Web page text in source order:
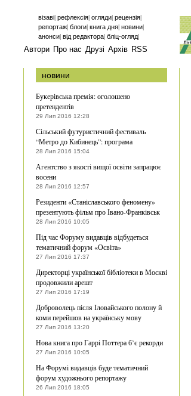
візаві| рефлексія| огляди| рецензія|
репортаж| блоги| книга дня| новини|
анонси| від редактора| бліц-огляд|
Автори Про нас Друзі Архів RSS
новини
Букерівська премія: оголошено
претендентів
29 Лип 2016 12:28
Сільський футуристичний фестиваль
“Метро до Кибинець”: програма
28 Лип 2016 15:04
Агентство з якості вищої освіти запрацює
восени
28 Лип 2016 12:57
Резиденти «Станіславського феномену»
презентують фільм про Івано-Франківськ
28 Лип 2016 10:05
Під час Форуму видавців відбудеться
тематичний форум «Освіта»
27 Лип 2016 17:37
Директорці української бібліотеки в Москві
продовжили арешт
27 Лип 2016 17:19
Доброволець після Іловайського полону й
коми перейшов на українську мову
27 Лип 2016 13:20
Нова книга про Гаррі Поттера б’є рекорди
27 Лип 2016 10:05
На Форумі видавців буде тематичний
форум художнього репортажу
26 Лип 2016 18:05